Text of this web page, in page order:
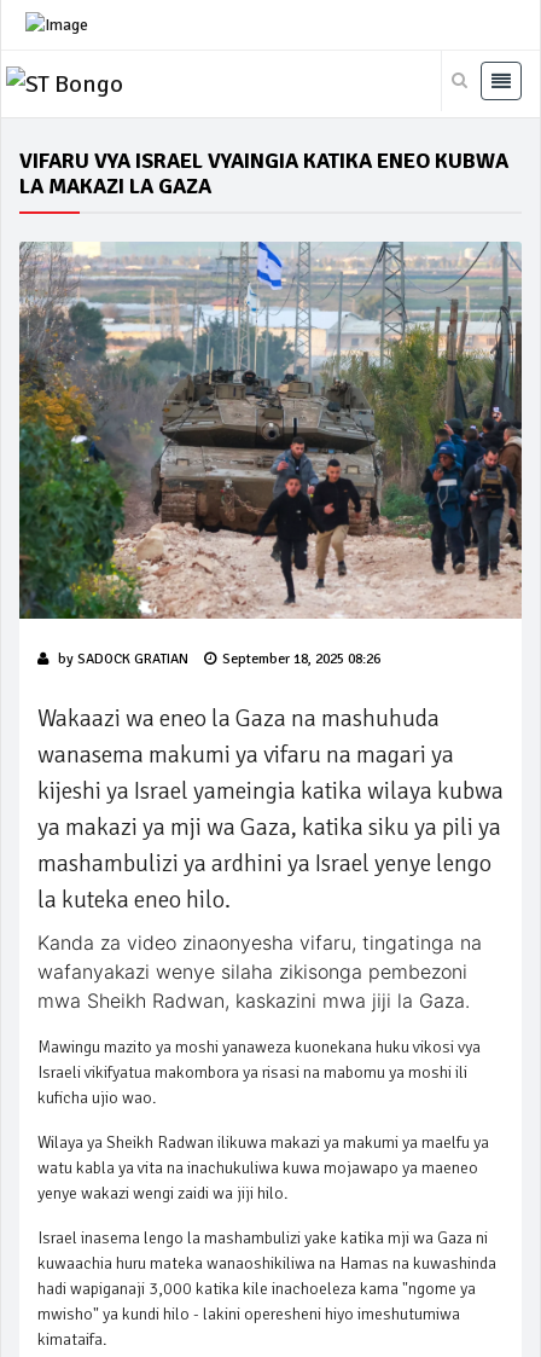
VIFARU VYA ISRAEL VYAINGIA KATIKA ENEO KUBWA
LA MAKAZI LA GAZA
by SADOCK GRATIAN September 18, 2025 08:26
Wakaazi wa eneo la Gaza na mashuhuda
wanasema makumi ya vifaru na magari ya
kijeshi ya Israel yameingia katika wilaya kubwa
ya makazi ya mji wa Gaza, katika siku ya pili ya
mashambulizi ya ardhini ya Israel yenye lengo
la kuteka eneo hilo.
Kanda za video zinaonyesha vifaru, tingatinga na
wafanyakazi wenye silaha zikisonga pembezoni
mwa Sheikh Radwan, kaskazini mwa jiji la Gaza.
Mawingu mazito ya moshi yanaweza kuonekana huku vikosi vya
Israeli vikifyatua makombora ya risasi na mabomu ya moshi ili
kuficha ujio wao.
Wilaya ya Sheikh Radwan ilikuwa makazi ya makumi ya maelfu ya
watu kabla ya vita na inachukuliwa kuwa mojawapo ya maeneo
yenye wakazi wengi zaidi wa jiji hilo.
Israel inasema lengo la mashambulizi yake katika mji wa Gaza ni
kuwaachia huru mateka wanaoshikiliwa na Hamas na kuwashinda
hadi wapiganaji 3,000 katika kile inachoeleza kama "ngome ya
mwisho" ya kundi hilo - lakini operesheni hiyo imeshutumiwa
kimataifa.